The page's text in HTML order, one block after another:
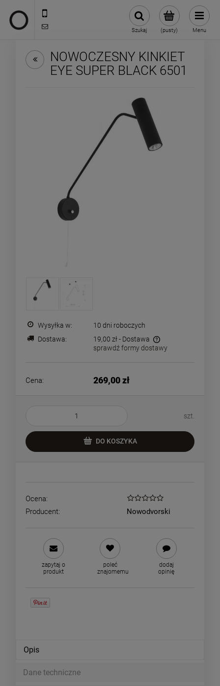
(pusty)
Szukaj Menu
NOWOCZESNY KINKIET
EYE SUPER BLACK 6501
Wysyłka w:
10 dni roboczych
Dostawa:
19,00 zł - Dostawa
Cena nie zawiera ewentualnych kosztów płatności
sprawdź formy dostawy
Cena: 269,00 zł
szt.
DO KOSZYKA
Ocena:
Producent:
Nowodvorski
zapytaj o
produkt
poleć
znajomemu
dodaj
opinię
Opis
Dane techniczne